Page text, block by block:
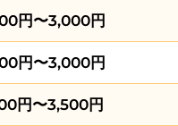
円〜3,000円
円〜3,000円
円〜3,500円